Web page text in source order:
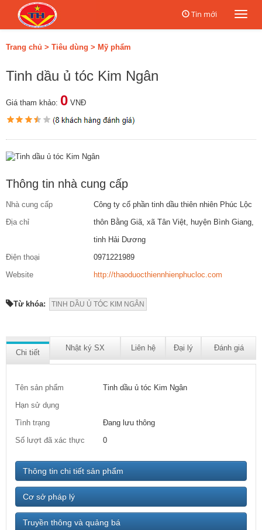
Tin mới
Trang chủ > Tiêu dùng > Mỹ phẩm
Tinh dầu ủ tóc Kim Ngân
Giá tham khảo: 0 VNĐ
Thông tin nhà cung cấp
Nhà cung cấp
Công ty cổ phần tinh dầu thiên nhiên Phúc Lộc
Địa chỉ
thôn Bằng Giã, xã Tân Việt, huyện Bình Giang,
tinh Hải Dương
Điện thoại
0971221989
Website
http://thaoduocthiennhienphucloc.com
Từ khóa: TINH DẦU Ủ TÓC KIM NGÂN
Chi tiết
Nhật ký SX Liên hệ Đại lý Đánh giá
Tên sản phẩm
Tinh dầu ủ tóc Kim Ngân
Hạn sử dụng
Tình trạng
Đang lưu thông
Số lượt đã xác thực
0
Thông tin chi tiết sản phẩm
Cơ sở pháp lý
Truyền thông và quảng bá